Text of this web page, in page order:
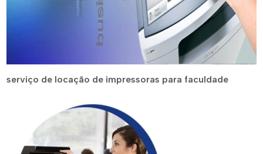
serviço de locação de impressoras para faculdade